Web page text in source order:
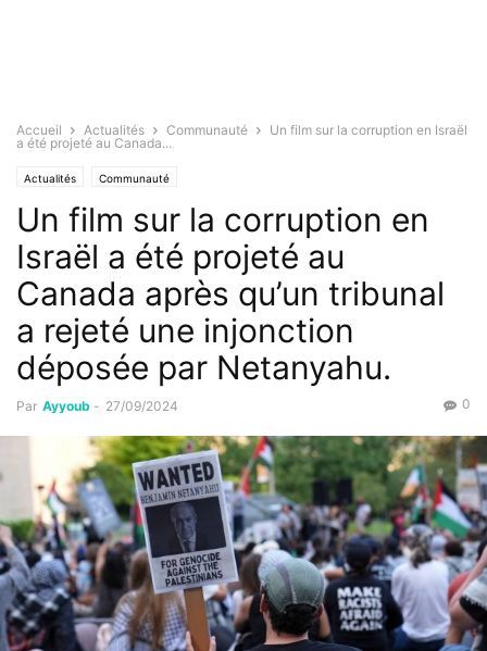
Accueil Actualités Communauté
Un film sur la corruption en Israël
a été projeté au Canada...
Actualités Communauté
Un film sur la corruption en
Israël a été projeté au
Canada après qu’un tribunal
a rejeté une injonction
déposée par Netanyahu.
Par Ayyoub - 27/09/2024 0